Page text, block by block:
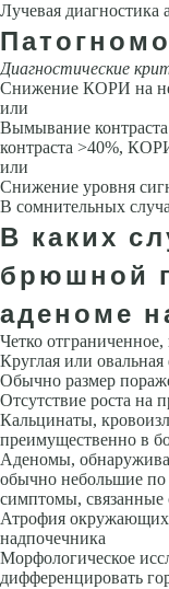
Лучевая диагностика
Диагностические
Снижение КОРИ на
или
Вымывание
контраста >40%,
или
Снижение уровня
В сомнительных
В каких
брюшной
аденоме
Четко
Круглая или
Обычно размер
Отсутствие роста на
Кальцинаты,
преимущественно в
Аденомы,
обычно небольшие по
симптомы, связанные
Атрофия окружающих
надпочечника
Морфологическое
дифференцировать